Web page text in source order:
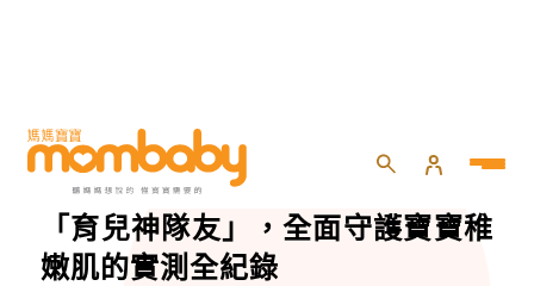
HOME 嬰兒 嬰兒照護
新手父母必備！慕之恬廊三款經典
「育兒神隊友」，全面守護寶寶稚
嫩肌的實測全紀錄